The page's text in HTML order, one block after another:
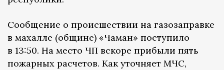
Сообщение о происшествии на газозаправке
в махалле (общине) «Чаман» поступило
в 13:50. На место ЧП вскоре прибыли пять
пожарных расчетов. Как уточняет МЧС,